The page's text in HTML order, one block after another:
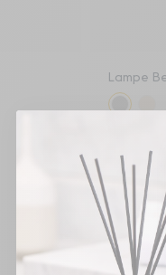
Lampe